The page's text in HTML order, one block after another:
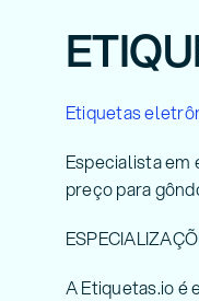
Casos de Sucesso
A Precifica
Conteúdo
Etiquetas
Especialista
preço para
A Etiquetas.io é